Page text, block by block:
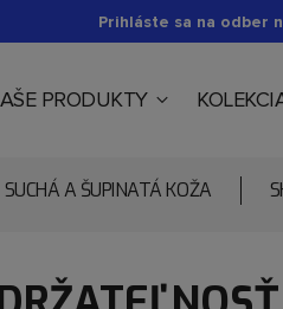
Prihláste sa na odber
PRODUKTY
SUCHÁ A ŠUPINATÁ KOŽA